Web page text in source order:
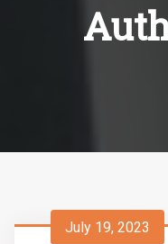
July 19, 2023